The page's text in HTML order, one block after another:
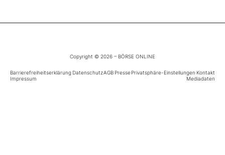
Copyright © 2026 – BÖRSE ONLINE
Barrierefreiheitserklärung DatenschutzAGB PressePrivatsphäre-Einstellungen Kontakt
Impressum
Mediadaten